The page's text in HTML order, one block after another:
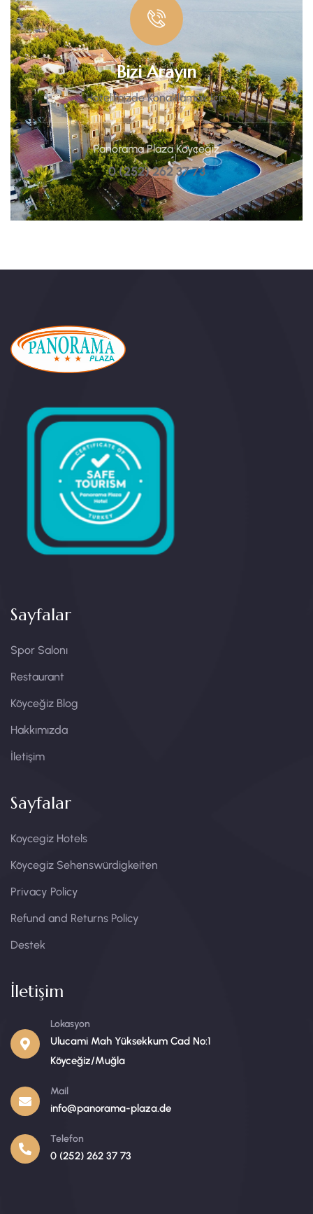
Bizi Arayın
Hotelimizde Konaklamak İçin
Panorama Plaza Köyceğiz
0 (252) 262 37 73
Sayfalar
Spor Salonı
Restaurant
Köyceğiz Blog
Hakkımızda
İletişim
Sayfalar
Koycegiz Hotels
Köycegiz Sehenswürdigkeiten​
Privacy Policy
Refund and Returns Policy
Destek
İletişim
Lokasyon
Ulucami Mah Yüksekkum Cad No:1
Köyceğiz/Muğla
Mail
info@panorama-plaza.de
Telefon
0 (252) 262 37 73